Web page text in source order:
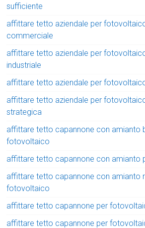
sufficiente
affittare tetto aziendale per
commerciale
affittare tetto aziendale per
industriale
affittare tetto aziendale per
affittare tetto aziendale per
strategica
affittare tetto capannone con amianto
fotovoltaico
affittare tetto capannone con amianto
affittare tetto capannone con amianto
fotovoltaico
affittare tetto capannone per
affittare tetto capannone per